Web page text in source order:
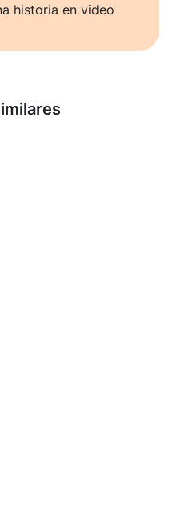
historia en video